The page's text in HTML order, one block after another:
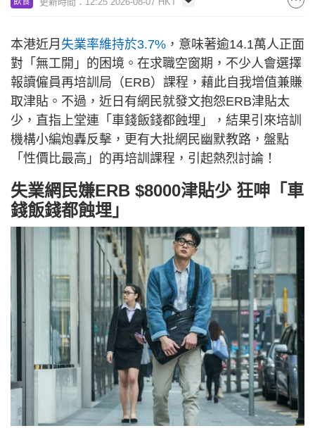
本港近月 失業率維持於3.7% ，意味著逾14.1萬人正面
對「無工開」的困境。在求職空窗期，不少人會選擇
報讀僱員再培訓局（ERB）課程，藉此自我增值兼賺
取津貼。不過，近日有網民就發文抱怨ERB津貼太
少，直指上堂連「車錢飯錢都蝕埋」，結果引來培訓
機構小編炮轟反擊，更有大批網民幽默教路，盤點
「性價比最高」的再培訓課程，引起熱烈討論！
失業網民嫌ERB $8000津貼少 狂呻「車
錢飯錢都蝕埋」